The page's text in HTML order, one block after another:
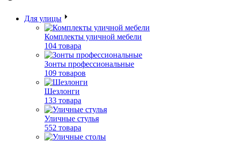
Для улицы
Комплекты уличной мебели
104 товара
Зонты профессиональные
109 товаров
Шезлонги
133 товара
Уличные стулья
552 товара